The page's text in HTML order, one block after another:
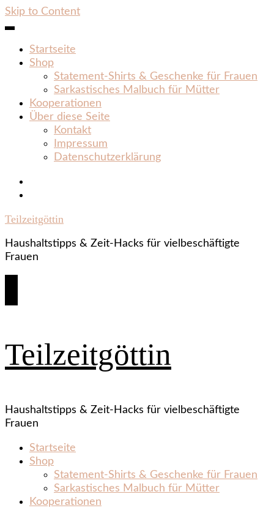
Skip to Content
Startseite
Shop
Statement‑Shirts & Geschenke für Frauen
Sarkastisches Malbuch für Mütter
Kooperationen
Über diese Seite
Kontakt
Impressum
Datenschutzerklärung
Teilzeitgöttin
Haushaltstipps & Zeit‑Hacks für vielbeschäftigte
Frauen
Teilzeitgöttin
Haushaltstipps & Zeit‑Hacks für vielbeschäftigte
Frauen
Startseite
Shop
Statement‑Shirts & Geschenke für Frauen
Sarkastisches Malbuch für Mütter
Kooperationen